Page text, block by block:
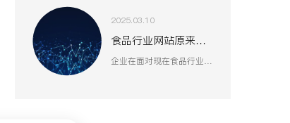
2025.03.10
食品行业网站原来还能这么做
企业在面对现在食品行业的激烈竞争时，就会越来越重视到塑造好线上形象或许是一个突破口。